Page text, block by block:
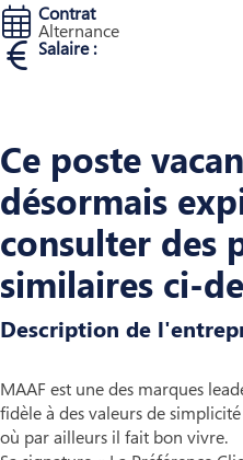
Contrat
Alternance
Salaire :
Ce poste
désormais
consulter des
similaires ci-
Description de
MAAF est une des marques
fidèle à des valeurs de
où par ailleurs il fait bon vivre.